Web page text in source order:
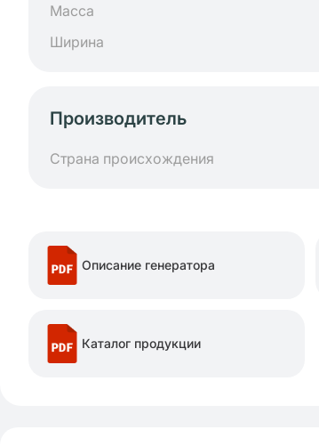
Масса
Ширина
Производитель
Страна происхождения
Описание генератора
Каталог продукции